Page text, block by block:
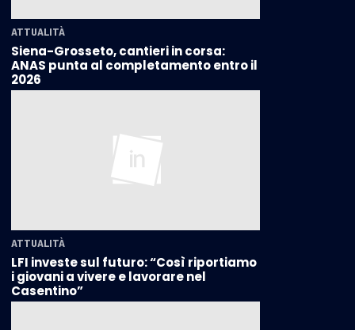
ATTUALITÀ
Siena-Grosseto, cantieri in corsa:
ANAS punta al completamento entro il
2026
ATTUALITÀ
LFI investe sul futuro: “Così riportiamo
i giovani a vivere e lavorare nel
Casentino”